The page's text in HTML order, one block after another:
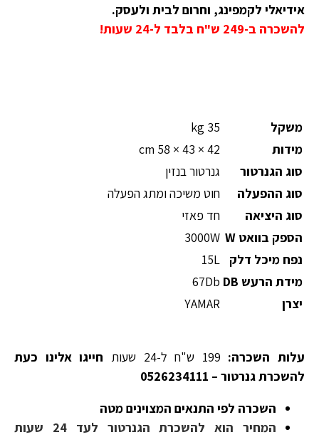
אידיאלי לקמפינג, וחרום לבית ולעסק.
להשכרה ב-249 ש"ח בלבד ל-24 שעות!
משקל
35 kg
מידות
42 × 43 × 58 cm
סוג הגנרטור
גנרטור בנזין
סוג ההפעלה
חוט משיכה ומתג הפעלה
סוג היציאה
חד פאזי
הספק בוואט W
3000W
נפח מיכל דלק
15L
מידת הרעש DB
67Db
יצרן
YAMAR
עלות השכרה:
חייגו אלינו כעת
להשכרת גנרטור – 0526234111
השכרה לפי התנאים המצוינים מטה
המחיר הוא להשכרת הגנרטור לעד 24 שעות